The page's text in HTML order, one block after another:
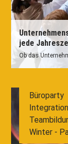
jede
Ob das
Büroparty
Integration
Winter -